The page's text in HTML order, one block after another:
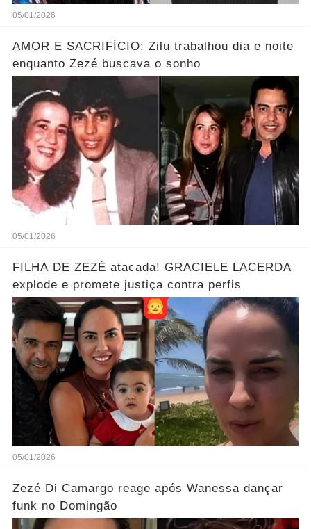
05/01/2026
AMOR E SACRIFÍCIO: Zilu trabalhou dia e noite
enquanto Zezé buscava o sonho
05/01/2026
FILHA DE ZEZÉ atacada! GRACIELE LACERDA
explode e promete justiça contra perfis
05/01/2026
Zezé Di Camargo reage após Wanessa dançar
funk no Domingão